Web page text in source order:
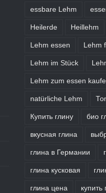
essbare Lehm
Heilerde Heillehm
Lehm essen Lehm
Lehm im Stück
Lehm zum essen
natürliche Lehm
Купить глину био
вкусная глина
глина в Германии
глина кусковая
глина цена купить